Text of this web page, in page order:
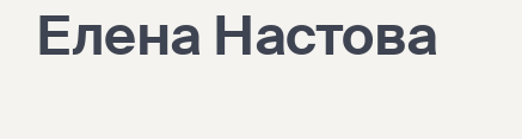
Елена Настова